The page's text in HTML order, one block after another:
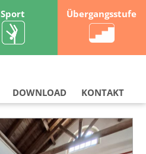
Sport Übergangsstufe
KONTAKT
DOWNLOAD